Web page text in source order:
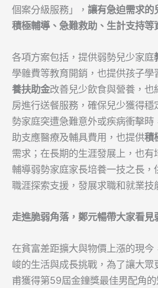
個案分級服務」， 讓有急迫需求的
積極輔導、急難救助、生計支持等
各項方案包括，提供弱勢兒少家庭
學雜費等教育開銷，也提供孩子學
養扶助金改善兒少飲食與營養，也
房進行送餐服務，確保兒少獲得
勢家庭突遭急難意外或疾病衝擊時
助支應醫療及輔具費用，也提供積
需求；在長期的生涯發展上，也有
輔導弱勢家庭家長培養一技之長，
職涯探索支援，發展求職和就業技
走進脆弱角落，鄭元暢帶大家看見
在貧富差距擴大與物價上漲的現今
峻的生活與成長挑戰，為了讓大眾
甫獲得第59屆金鐘獎最佳男配角